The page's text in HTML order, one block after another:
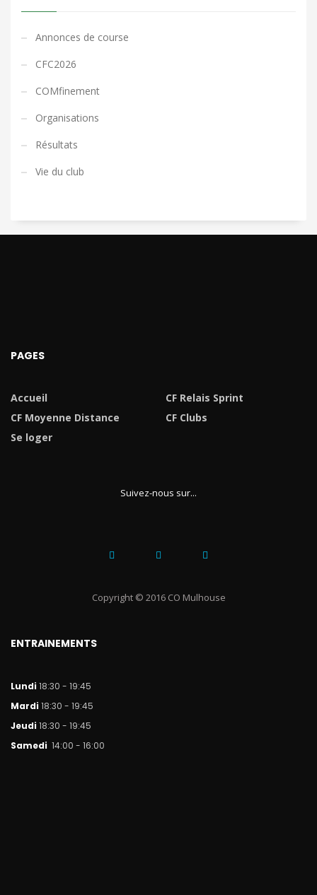
Annonces de course
CFC2026
COMfinement
Organisations
Résultats
Vie du club
PAGES
Accueil
CF Relais Sprint
CF Moyenne Distance
CF Clubs
Se loger
Suivez-nous sur...
Copyright © 2016 CO Mulhouse
ENTRAINEMENTS
Lundi 18:30 - 19:45
Mardi 18:30 - 19:45
Jeudi 18:30 - 19:45
Samedi 14:00 - 16:00